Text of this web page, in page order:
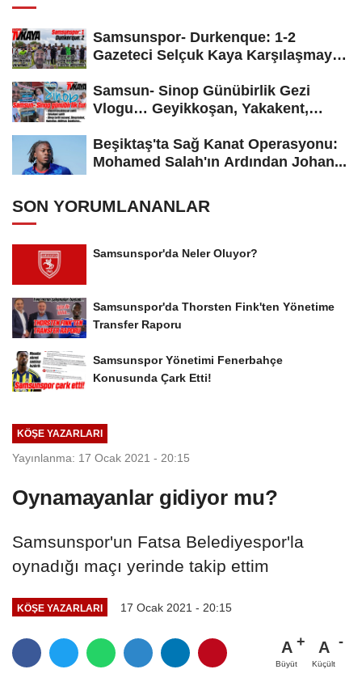
Samsunspor- Durkenque: 1-2
Gazeteci Selçuk Kaya Karşılaşmayı
Samsun- Sinop Günübirlik Gezi
Vlogu… Geyikkoşan, Yakakent,
Beşiktaş'ta Sağ Kanat Operasyonu:
Mohamed Salah'ın Ardından Johan...
SON YORUMLANANLAR
Samsunspor'da Neler Oluyor?
Samsunspor'da Thorsten Fink'ten Yönetime
Transfer Raporu
Samsunspor Yönetimi Fenerbahçe
Konusunda Çark Etti!
KÖŞE YAZARLARI
Yayınlanma: 17 Ocak 2021 - 20:15
Oynamayanlar gidiyor mu?
Samsunspor'un Fatsa Belediyespor'la
oynadığı maçı yerinde takip ettim
KÖŞE YAZARLARI 17 Ocak 2021 - 20:15
A
Büyüt
A
Küçült